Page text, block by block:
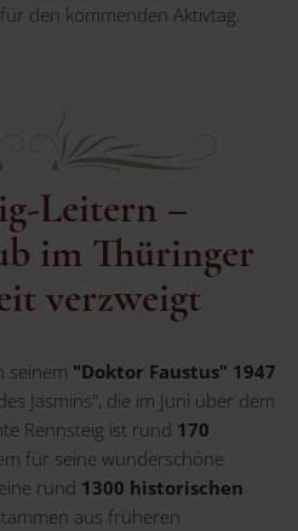
den kommenden Aktivtag.
Leitern –
im Thüringer
verzweigt
seinem "Doktor Faustus" 1947
Jasmins", die im Juni über dem
Rennsteig ist rund 170
für seine wunderschöne
rund 1300 historischen
aus früheren